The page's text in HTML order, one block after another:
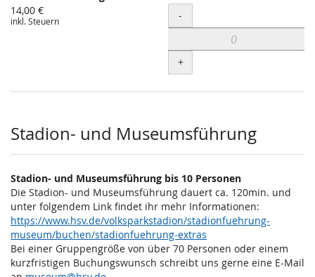
14,00 €
inkl. Steuern Menge
-
+
Stadion- und Museumsführung
Stadion- und Museumsführung bis 10 Personen
Die Stadion- und Museumsführung dauert ca. 120min. und
unter folgendem Link findet ihr mehr Informationen:
https://www.hsv.de/volksparkstadion/stadionfuehrung-
museum/buchen/stadionfuehrung-extras
Bei einer Gruppengröße von über 70 Personen oder einem
kurzfristigen Buchungswunsch schreibt uns gerne eine E-Mail